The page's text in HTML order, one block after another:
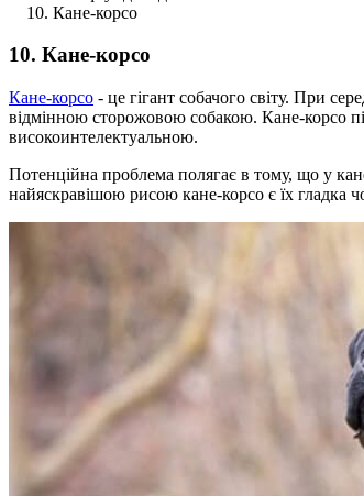
Кане-корсо
10. Кане-корсо
Кане-корсо - це гігант собачого світу. При
відмінною сторожовою собакою. Кане-корсо
високоинтелектуальною.
Потенційна проблема полягає в тому, що у
найяскравішою рисою кане-корсо є їх гладка